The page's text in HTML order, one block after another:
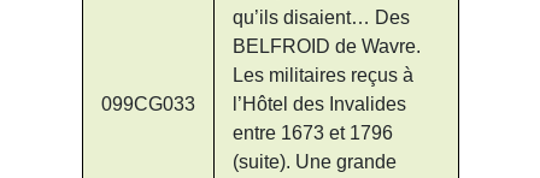
099CG033
qu’ils disaient… Des
BELFROID de Wavre.
Les militaires reçus à
l’Hôtel des Invalides
entre 1673 et 1796
(suite). Une grande